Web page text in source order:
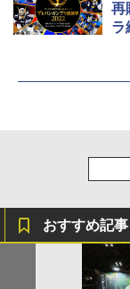
再
ラ
おすすめ記事